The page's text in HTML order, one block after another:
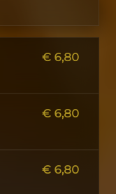
€ 6,80
€ 6,80
€ 6,80